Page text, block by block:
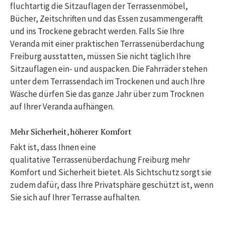
fluchtartig die Sitzauflagen der Terrassenmöbel,
Bücher, Zeitschriften und das Essen zusammengerafft
und ins Trockene gebracht werden. Falls Sie Ihre
Veranda mit einer praktischen Terrassenüberdachung
Freiburg ausstatten, müssen Sie nicht täglich Ihre
Sitzauflagen ein- und auspacken. Die Fahrräder stehen
unter dem Terrassendach im Trockenen und auch Ihre
Wäsche dürfen Sie das ganze Jahr über zum Trocknen
auf Ihrer Veranda aufhängen.
Mehr Sicherheit, höherer Komfort
Fakt ist, dass Ihnen eine
qualitative Terrassenüberdachung Freiburg mehr
Komfort und Sicherheit bietet. Als Sichtschutz sorgt sie
zudem dafür, dass Ihre Privatsphäre geschützt ist, wenn
Sie sich auf Ihrer Terrasse aufhalten.